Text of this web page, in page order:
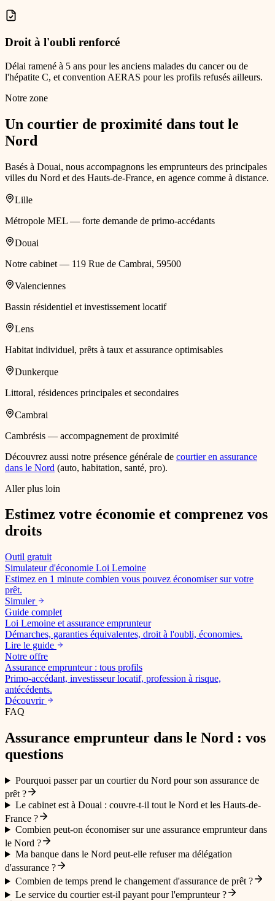
Droit à l'oubli renforcé
Délai ramené à 5 ans pour les anciens malades du cancer ou de
l'hépatite C, et convention AERAS pour les profils refusés ailleurs.
Notre zone
Un courtier de proximité dans tout le
Nord
Basés à Douai, nous accompagnons les emprunteurs des principales
villes du Nord et des Hauts-de-France, en agence comme à distance.
Lille
Métropole MEL — forte demande de primo-accédants
Douai
Notre cabinet — 119 Rue de Cambrai, 59500
Valenciennes
Bassin résidentiel et investissement locatif
Lens
Habitat individuel, prêts à taux et assurance optimisables
Dunkerque
Littoral, résidences principales et secondaires
Cambrai
Cambrésis — accompagnement de proximité
Découvrez aussi notre présence générale de courtier en assurance
dans le Nord (auto, habitation, santé, pro).
Aller plus loin
Estimez votre économie et comprenez vos
droits
Outil gratuit
Simulateur d'économie Loi Lemoine
Estimez en 1 minute combien vous pouvez économiser sur votre
prêt.
Simuler
Guide complet
Loi Lemoine et assurance emprunteur
Démarches, garanties équivalentes, droit à l'oubli, économies.
Lire le guide
Notre offre
Assurance emprunteur : tous profils
Primo-accédant, investisseur locatif, profession à risque,
antécédents.
Découvrir
FAQ
Assurance emprunteur dans le Nord : vos
questions
Pourquoi passer par un courtier du Nord pour son assurance de
prêt ?
Le cabinet est à Douai : couvre-t-il tout le Nord et les Hauts-de-
France ?
Combien peut-on économiser sur une assurance emprunteur dans
le Nord ?
Ma banque dans le Nord peut-elle refuser ma délégation
d'assurance ?
Combien de temps prend le changement d'assurance de prêt ?
Le service du courtier est-il payant pour l'emprunteur ?